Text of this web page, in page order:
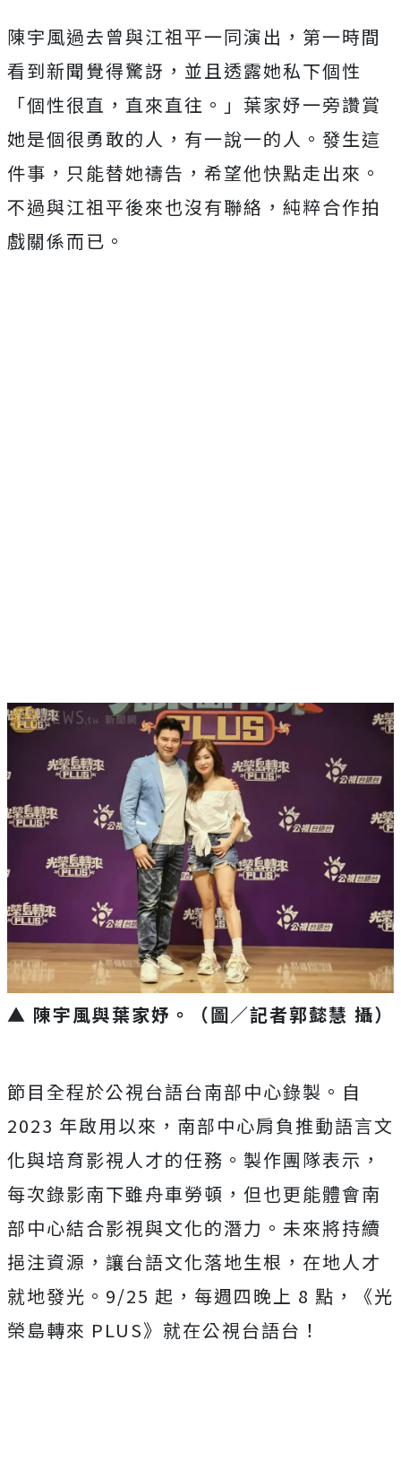
陳宇風過去曾與江祖平一同演出，第一時間
看到新聞覺得驚訝，並且透露她私下個性
「個性很直，直來直往。」葉家妤一旁讚賞
她是個很勇敢的人，有一說一的人。發生這
件事，只能替她禱告，希望他快點走出來。
不過與江祖平後來也沒有聯絡，純粹合作拍
戲關係而已。
▲ 陳宇風與葉家妤 。 （圖／記者郭懿慧 攝）
節目全程於公視台語台南部中心錄製。自
2023 年啟用以來，南部中心肩負推動語言文
化與培育影視人才的任務。製作團隊表示，
每次錄影南下雖舟車勞頓，但也更能體會南
部中心結合影視與文化的潛力。未來將持續
挹注資源，讓台語文化落地生根，在地人才
就地發光。 9/25 起，每週四晚上 8 點，《光
榮島轉來 PLUS》就在公視台語台！